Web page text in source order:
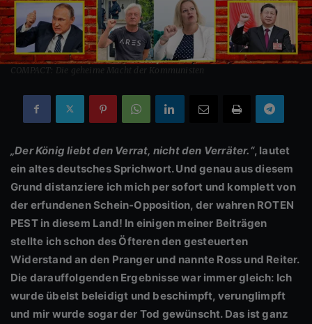
COMPACT: Die geheime Macht der Kommunisten
„Der König liebt den Verrat, nicht den Verräter.“, lautet
ein altes deutsches Sprichwort. Und genau aus diesem
Grund distanziere ich mich per sofort und komplett von
der erfundenen Schein-Opposition, der wahren ROTEN
PEST in diesem Land! In einigen meiner Beiträgen
stellte ich schon des Öfteren den gesteuerten
Widerstand an den Pranger und nannte Ross und Reiter.
Die darauffolgenden Ergebnisse war immer gleich: Ich
wurde übelst beleidigt und beschimpft, verunglimpft
und mir wurde sogar der Tod gewünscht. Das ist ganz